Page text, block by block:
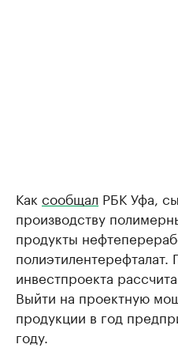
Как сообщал РБК Уфа,
производству
продукты
инвестпроекта
Выйти на проектную
продукции в год
году.